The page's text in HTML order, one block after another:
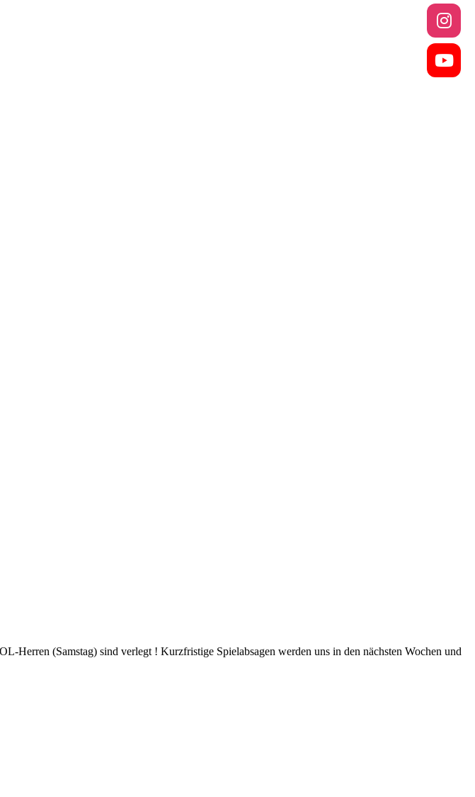
(Samstag) sind verlegt ! Kurzfristige Spielabsagen werden uns in den nächsten Wochen und